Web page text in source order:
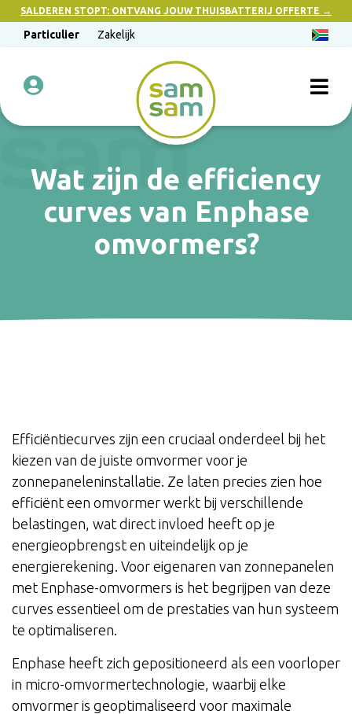
SALDEREN STOPT: ONTVANG JOUW THUISBATTERIJ OFFERTE →
Particulier Zakelijk
Wat zijn de efficiency
curves van Enphase
omvormers?
Efficiëntiecurves zijn een cruciaal onderdeel bij het
kiezen van de juiste omvormer voor je
zonnepaneleninstallatie. Ze laten precies zien hoe
efficiënt een omvormer werkt bij verschillende
belastingen, wat direct invloed heeft op je
energieopbrengst en uiteindelijk op je
energierekening. Voor eigenaren van zonnepanelen
met Enphase-omvormers is het begrijpen van deze
curves essentieel om de prestaties van hun systeem
te optimaliseren.
Enphase heeft zich gepositioneerd als een voorloper
in micro-omvormertechnologie, waarbij elke
omvormer is geoptimaliseerd voor maximale